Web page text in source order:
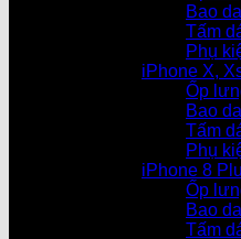
Bao
Tấm
Phụ
iPhone X,
Ốp
Bao
Tấm
Phụ
iPhone 8
Ốp
Bao
Tấm